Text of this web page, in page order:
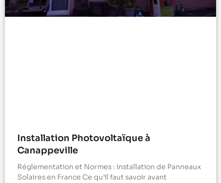
Installation Photovoltaïque à
Canappeville
Réglementation et Normes : Installation de Panneaux
Solaires en France Ce qu’il faut savoir avant